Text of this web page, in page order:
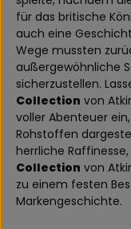
für das britische
auch eine
Wege mussten
außergewöhnliche
sicherzustellen.
Collection von
voller Abenteuer
Rohstoffen
herrliche
Collection von
zu einem festen
Markengeschichte.